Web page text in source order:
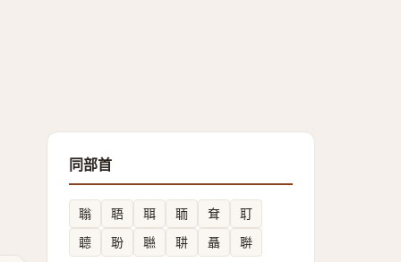
同部首
聬 䎸 聑 聏 耷
耵
聼
聁 聮 䎴 聶 聨